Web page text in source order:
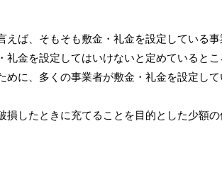
えば、そもそも敷金・礼金を設定している
金を設定してはいけないと定めているとこ
に、多くの事業者が敷金・礼金を設定して
損したときに充てることを目的とした少額